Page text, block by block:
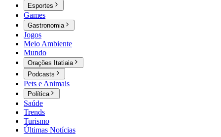
Esportes
Games
Gastronomia
Jogos
Meio Ambiente
Mundo
Orações Itatiaia
Podcasts
Pets e Animais
Política
Saúde
Trends
Turismo
Últimas Notícias